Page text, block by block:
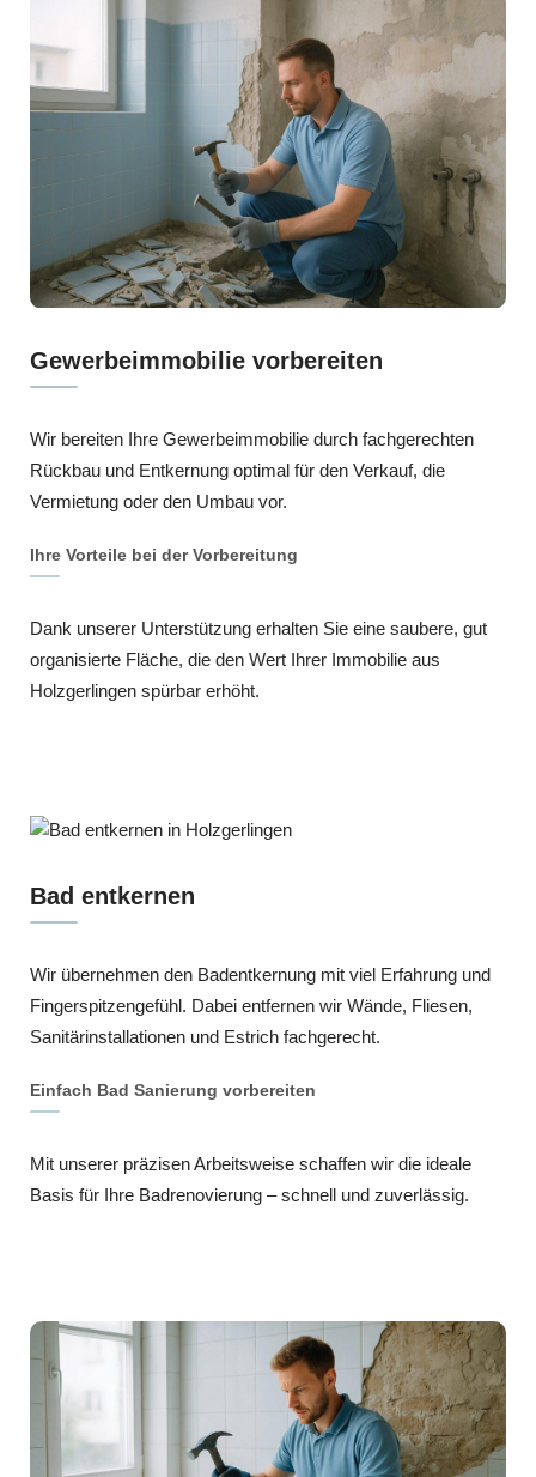
Gewerbeimmobilie vorbereiten
Wir bereiten Ihre Gewerbeimmobilie durch fachgerechten
Rückbau und Entkernung optimal für den Verkauf, die
Vermietung oder den Umbau vor.
Ihre Vorteile bei der Vorbereitung
Dank unserer Unterstützung erhalten Sie eine saubere, gut
organisierte Fläche, die den Wert Ihrer Immobilie aus
Holzgerlingen spürbar erhöht.
Bad entkernen
Wir übernehmen den Badentkernung mit viel Erfahrung und
Fingerspitzengefühl. Dabei entfernen wir Wände, Fliesen,
Sanitärinstallationen und Estrich fachgerecht.
Einfach Bad Sanierung vorbereiten
Mit unserer präzisen Arbeitsweise schaffen wir die ideale
Basis für Ihre Badrenovierung – schnell und zuverlässig.